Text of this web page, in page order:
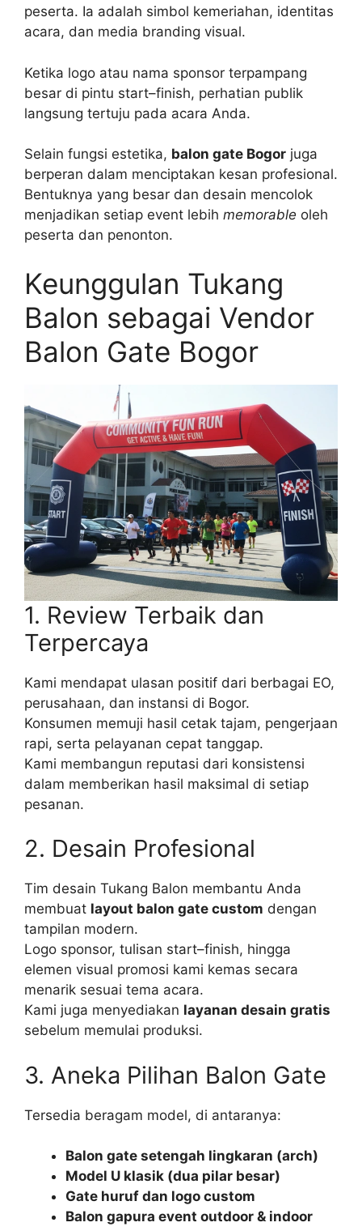
peserta. Ia adalah simbol kemeriahan, identitas
acara, dan media branding visual.
Ketika logo atau nama sponsor terpampang
besar di pintu start–finish, perhatian publik
langsung tertuju pada acara Anda.
Selain fungsi estetika, balon gate Bogor juga
berperan dalam menciptakan kesan profesional.
Bentuknya yang besar dan desain mencolok
menjadikan setiap event lebih memorable oleh
peserta dan penonton.
Keunggulan Tukang
Balon sebagai Vendor
Balon Gate Bogor
1. Review Terbaik dan
Terpercaya
Kami mendapat ulasan positif dari berbagai EO,
perusahaan, dan instansi di Bogor.
Konsumen memuji hasil cetak tajam, pengerjaan
rapi, serta pelayanan cepat tanggap.
Kami membangun reputasi dari konsistensi
dalam memberikan hasil maksimal di setiap
pesanan.
2. Desain Profesional
Tim desain Tukang Balon membantu Anda
membuat layout balon gate custom dengan
tampilan modern.
Logo sponsor, tulisan start–finish, hingga
elemen visual promosi kami kemas secara
menarik sesuai tema acara.
Kami juga menyediakan layanan desain gratis
sebelum memulai produksi.
3. Aneka Pilihan Balon Gate
Tersedia beragam model, di antaranya:
Balon gate setengah lingkaran (arch)
Model U klasik (dua pilar besar)
Gate huruf dan logo custom
Balon gapura event outdoor & indoor